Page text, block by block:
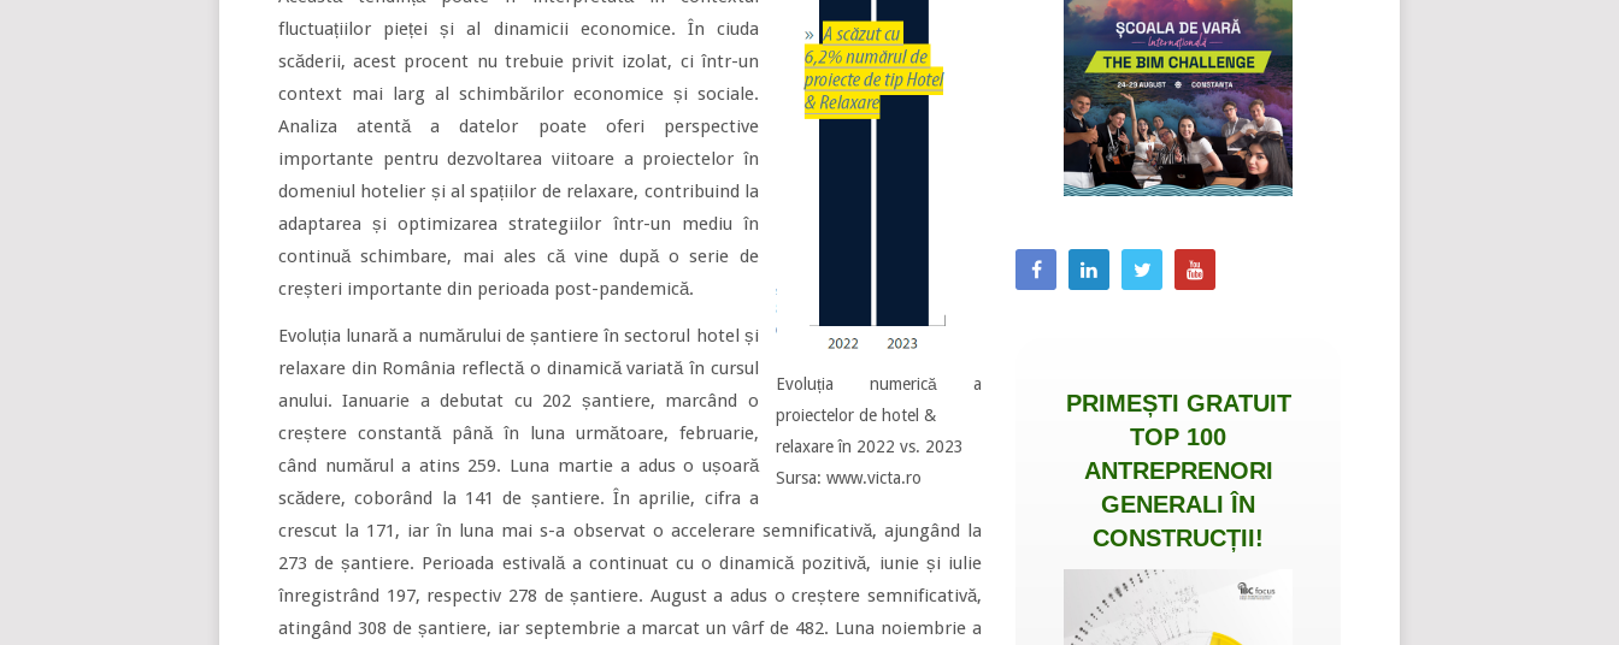
Evoluția numerică a
proiectelor de hotel &
relaxare în 2022 vs. 2023
Sursa: www.victa.ro
fluctuațiilor pieței și al dinamicii economice. În ciuda
scăderii, acest procent nu trebuie privit izolat, ci într-un
context mai larg al schimbărilor economice și sociale.
Analiza atentă a datelor poate oferi perspective
importante pentru dezvoltarea viitoare a proiectelor în
domeniul hotelier și al spațiilor de relaxare, contribuind la
adaptarea și optimizarea strategiilor într-un mediu în
continuă schimbare, mai ales că vine după o serie de
creșteri importante din perioada post-pandemică.
Evoluția lunară a numărului de șantiere în sectorul hotel și
relaxare din România reflectă o dinamică variată în cursul
anului. Ianuarie a debutat cu 202 șantiere, marcând o
creștere constantă până în luna următoare, februarie,
când numărul a atins 259. Luna martie a adus o ușoară
scădere, coborând la 141 de șantiere. În aprilie, cifra a
crescut la 171, iar în luna mai s-a observat o accelerare semnificativă, ajungând la
273 de șantiere. Perioada estivală a continuat cu o dinamică pozitivă, iunie și iulie
înregistrând 197, respectiv 278 de șantiere. August a adus o creștere semnificativă,
atingând 308 de șantiere, iar septembrie a marcat un vârf de 482. Luna noiembrie a
PRIMEȘTI GRATUIT
TOP 100
ANTREPRENORI
GENERALI ÎN
CONSTRUCȚII!